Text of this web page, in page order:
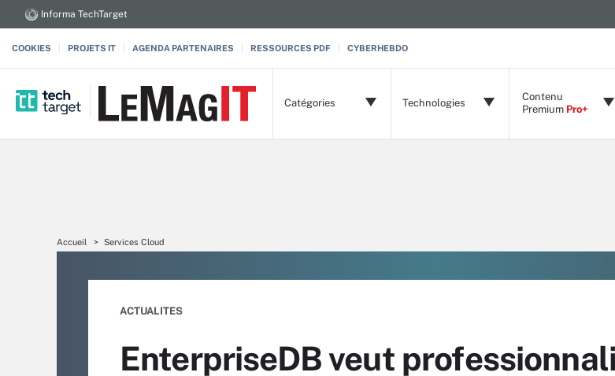
Informa TechTarget
COOKIES PROJETS IT AGENDA PARTENAIRES RESSOURCES PDF CYBERHEBDO
Catégories Technologies
Contenu
Premium Pro+
Accueil Services Cloud
ACTUALITES
EnterpriseDB veut